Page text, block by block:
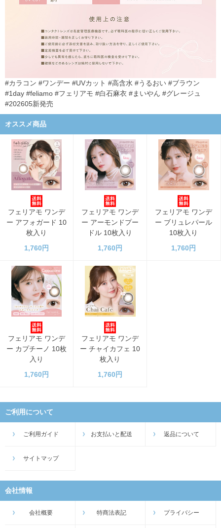
#カラコン #ワンデー #UVカット #高含水 #うるおい #ブラウン
#1day #feliamo #フェリアモ #白石麻衣 #まいやん #グレージュ
#202605新発売
オススメ商品
フェリアモ ワンデ
ー アフォガード 10
枚入り
1,760円
フェリアモ ワンデ
ー アーモンドプー
ドル 10枚入り
1,760円
フェリアモ ワンデ
ー ブリュレパール
10枚入り
1,760円
フェリアモ ワンデ
ー カプチーノ 10枚
入り
1,760円
フェリアモ ワンデ
ー チャイカフェ 10
枚入り
1,760円
ご利用について
ご利用ガイド お支払いと配送 返品について
サイトマップ
会社情報
会社概要 特商法表記 プライバシー